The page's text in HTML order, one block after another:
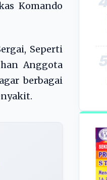
Komando
Seperti
Anggota
berbagai